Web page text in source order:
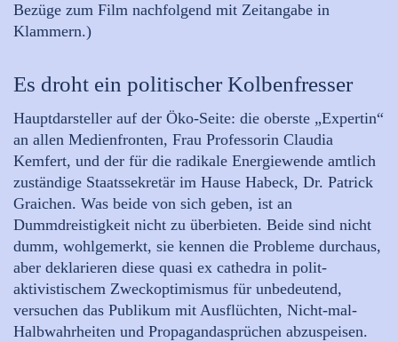
Bezüge zum Film nachfolgend mit Zeitangabe in
Klammern.)
Es droht ein politischer Kolbenfresser
Hauptdarsteller auf der Öko-Seite: die oberste „Expertin“
an allen Medienfronten, Frau Professorin Claudia
Kemfert, und der für die radikale Energiewende amtlich
zuständige Staatssekretär im Hause Habeck, Dr. Patrick
Graichen. Was beide von sich geben, ist an
Dummdreistigkeit nicht zu überbieten. Beide sind nicht
dumm, wohlgemerkt, sie kennen die Probleme durchaus,
aber deklarieren diese quasi ex cathedra in polit-
aktivistischem Zweckoptimismus für unbedeutend,
versuchen das Publikum mit Ausflüchten, Nicht-mal-
Halbwahrheiten und Propagandasprüchen abzuspeisen.